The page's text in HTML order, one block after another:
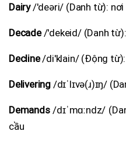
Dairy/'deəri/ (Danh từ): nơi
Decade/'dekeid/ (Danh
Decline/di'klain/ (Động từ):
Delivering /dɪˈlɪvə(ɹ)ɪŋ/
Demands/dɪˈmɑːndz/
cầu